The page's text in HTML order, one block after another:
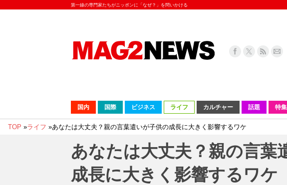
第一線の専門家たちがニッポンに「なぜ？」を問いかける
国内 国際 ビジネス ライフ カルチャー 話題 特
TOP »ライフ »あなたは大丈夫？親の言葉遣いが子供の成長に大きく影響するワケ
あなたは大丈夫？親の言葉
成長に大きく影響するワケ